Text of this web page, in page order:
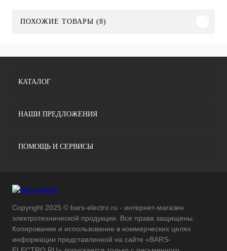
ПОХОЖИЕ ТОВАРЫ (8)
КАТАЛОГ
НАШИ ПРЕДЛОЖЕНИЯ
ПОМОЩЬ И СЕРВИСЫ
Copyright 2025 © bars-electro.ru - интернет-магазин
электротехнической продукции. Все права защищены.
Копирование и использование в коммерческих целях
информации представленной на сайте «BARS-